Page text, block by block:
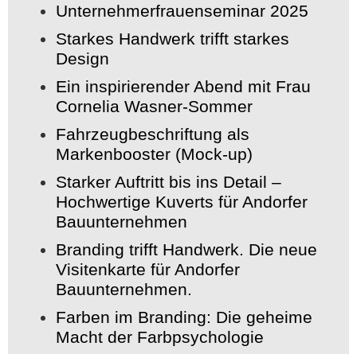
Unternehmerfrauenseminar 2025
Starkes Handwerk trifft starkes
Design
Ein inspirierender Abend mit Frau
Cornelia Wasner-Sommer
Fahrzeugbeschriftung als
Markenbooster (Mock-up)
Starker Auftritt bis ins Detail –
Hochwertige Kuverts für Andorfer
Bauunternehmen
Branding trifft Handwerk. Die neue
Visitenkarte für Andorfer
Bauunternehmen.
Farben im Branding: Die geheime
Macht der Farbpsychologie